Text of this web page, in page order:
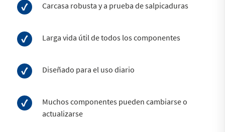
Carcasa robusta y a prueba de salpicaduras
Larga vida útil de todos los componentes
Diseñado para el uso diario
Muchos componentes pueden cambiarse o
actualizarse